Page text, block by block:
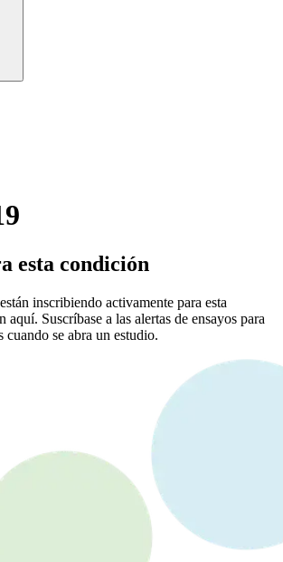
esta condición
inscribiendo activamente para esta
aquí. Suscríbase a las alertas de ensayos para
se abra un estudio.